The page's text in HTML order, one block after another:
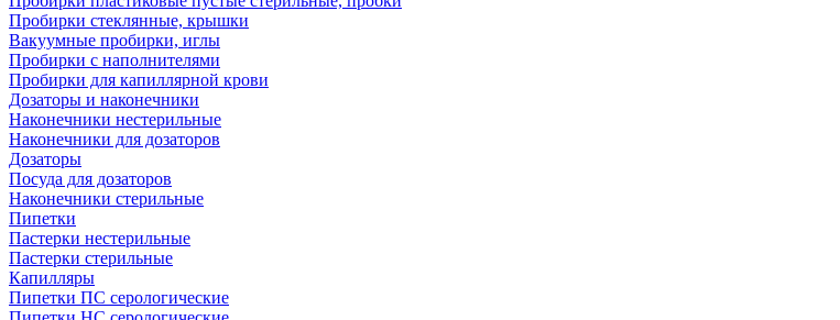
Пробирки стеклянные, крышки
Вакуумные пробирки, иглы
Пробирки с наполнителями
Пробирки для капиллярной крови
Дозаторы и наконечники
Наконечники нестерильные
Наконечники для дозаторов
Дозаторы
Посуда для дозаторов
Наконечники стерильные
Пипетки
Пастерки нестерильные
Пастерки стерильные
Капилляры
Пипетки ПС серологические